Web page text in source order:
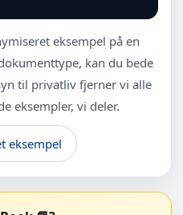
eksempel på en
kan du bede
til privatliv fjerner vi alle
eksempler, vi deler.
eksempel